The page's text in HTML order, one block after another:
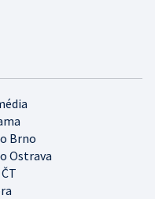
Brno
Ostrava